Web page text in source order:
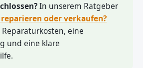
In unserem Ratgeber
oder verkaufen?
eine
und eine klare